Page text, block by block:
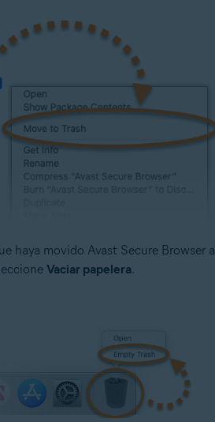
haya movido Avast Secure Browser
Vaciar papelera.